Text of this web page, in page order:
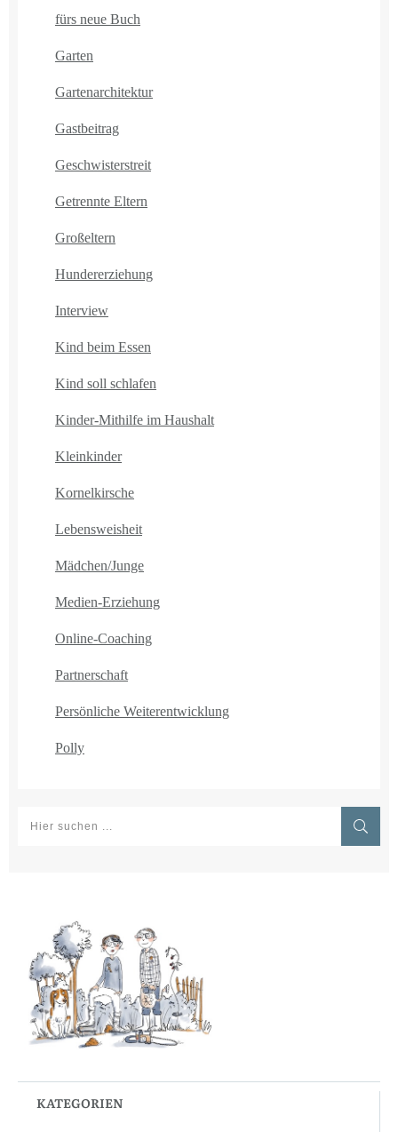
fürs neue Buch
Garten
Gartenarchitektur
Gastbeitrag
Geschwisterstreit
Getrennte Eltern
Großeltern
Hundererziehung
Interview
Kind beim Essen
Kind soll schlafen
Kinder-Mithilfe im Haushalt
Kleinkinder
Kornelkirsche
Lebensweisheit
Mädchen/Junge
Medien-Erziehung
Online-Coaching
Partnerschaft
Persönliche Weiterentwicklung
Polly
KATEGORIEN